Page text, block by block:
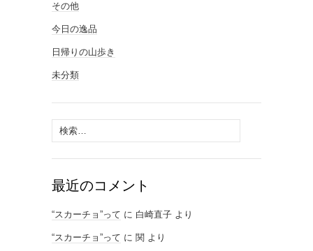
その他
今日の逸品
日帰りの山歩き
未分類
検
索:
最近のコメント
“スカーチョ”って に 白崎直子 より
“スカーチョ”って に 関 より